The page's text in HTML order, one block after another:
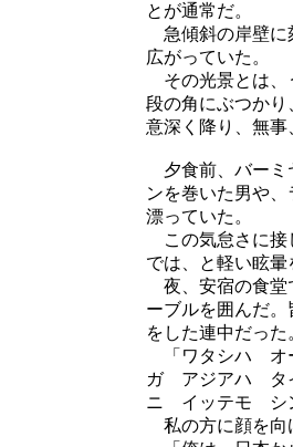
とが通常だ。
急傾斜の岸壁に
広がっていた。
その光景とは、
段の角にぶつか
意深く降り、無
夕食前、バーミ
ンを巻いた男や
漂っていた。
この気怠さに接
では、と軽い眩暈
夜、安宿の食堂
ーブルを囲んだ
をした連中だった
「ワタシハ オ
ガ アジアハ タ
ニ イッテモ シ
私の方に顔を向